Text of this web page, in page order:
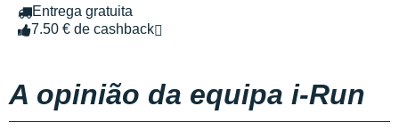
Entrega gratuita
7.50 € de cashback
A opinião da equipa i-Run